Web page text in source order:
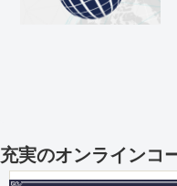
充実のオンラインコ